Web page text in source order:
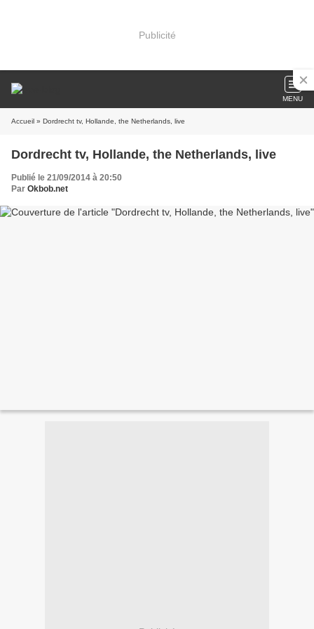
Publicité
MENU
Accueil » Dordrecht tv, Hollande, the Netherlands, live
Dordrecht tv, Hollande, the Netherlands, live
Publié le 21/09/2014 à 20:50
Par Okbob.net